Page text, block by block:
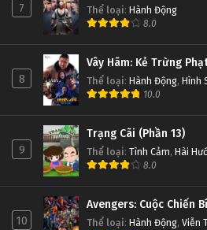
7 Thể loại: Hành Động
8.0
8
Vây Hãm: Kẻ Trừng
Thể loại: Hành Động, Hình
10.0
9
Trạng Cãi (Phần 13)
Thể loại: Tình Cảm, Hài
8.0
10
Avengers: Cuộc Chiến
Thể loại: Hành Động, Viễn